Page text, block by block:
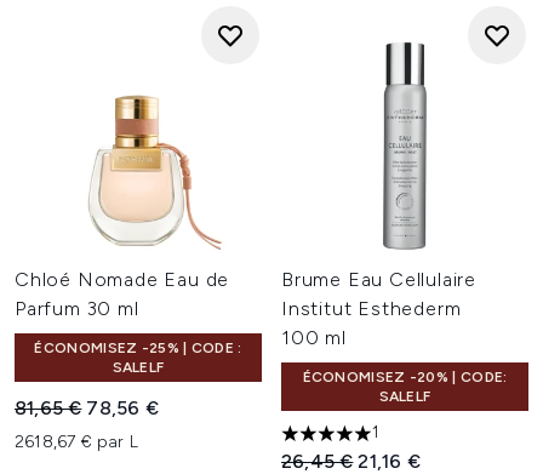
Chloé Nomade Eau de
Parfum 30 ml
ÉCONOMISEZ -25% | CODE :
SALELF
Prix de vente :
81,65 € Prix ​​actuel :
78,56 €
2618,67 € par L
Brume Eau Cellulaire
Institut Esthederm
100 ml
ÉCONOMISEZ -20% | CODE:
SALELF
5 étoiles sur un maximum de
1
Prix de vente :
26,45 €Prix ​​actuel :
21,16 €